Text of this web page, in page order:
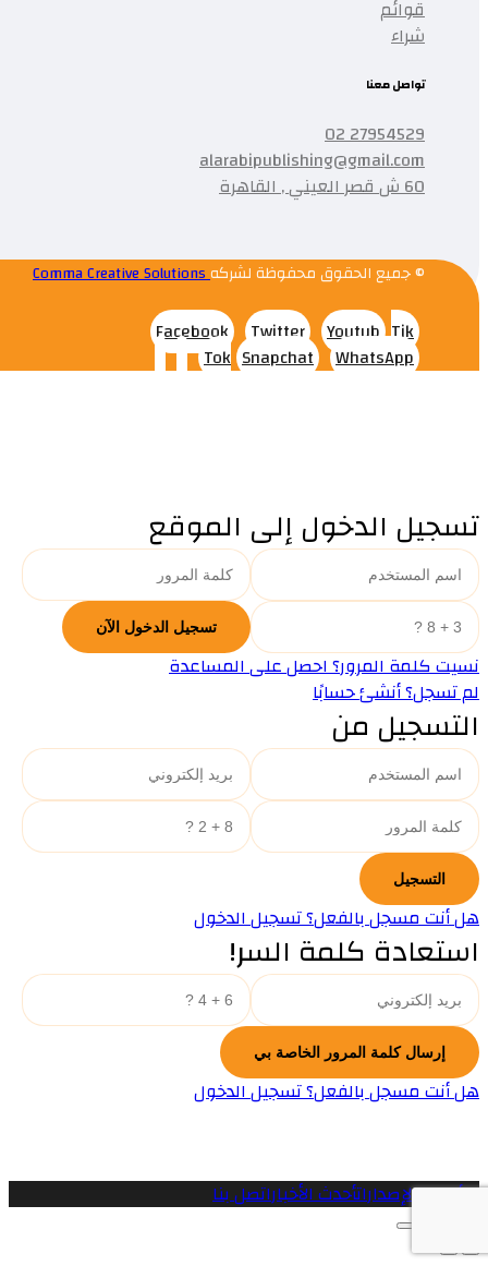
قوائم
شراء
تواصل معنا
27954529 02
alarabipublishing@gmail.com
60 ش قصر العيني , القاهرة
© جميع الحقوق محفوظة لشركهComma Creative Solutions
Facebook Twitter Youtub Tik
Tok Snapchat WhatsApp
تسجيل الدخول إلى الموقع
نسيت كلمة المرور؟ احصل على المساعدة
لم تسجل؟ أنشئ حسابًا
التسجيل من
هل أنت مسجل بالفعل؟ تسجيل الدخول
استعادة كلمة السر!
هل أنت مسجل بالفعل؟ تسجيل الدخول
الرئيسيةالإصداراتأحدث الأخباراتصل بنا